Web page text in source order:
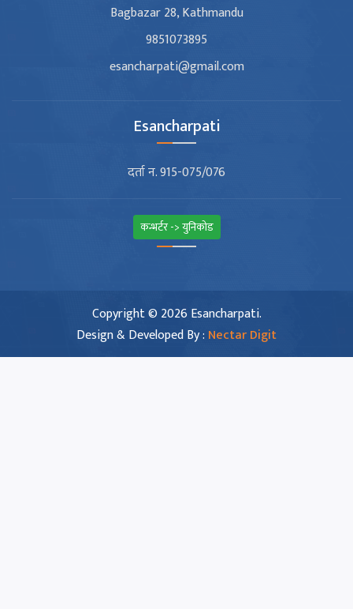
Bagbazar 28, Kathmandu
9851073895
esancharpati@gmail.com
Esancharpati
दर्ता न. 915-075/076
कन्भर्टर -> युनिकोड
Copyright © 2026 Esancharpati.
Design & Developed By : Nectar Digit